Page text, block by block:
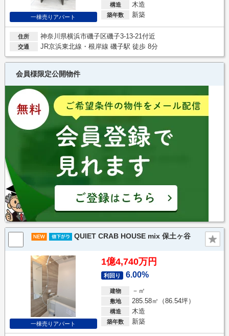
一棟売りアパート
構造 木造
築年数 新築
住所 神奈川県横浜市磯子区磯子3-13-21付近
交通 JR京浜東北線・根岸線 磯子駅 徒歩 8分
会員様限定公開物件
QUIET CRAB HOUSE mix 保土ヶ谷
一棟売りアパート
1億4,740万円
利回り 6.00%
建物 －㎡
敷地 285.58㎡（86.54坪）
構造 木造
築年数 新築